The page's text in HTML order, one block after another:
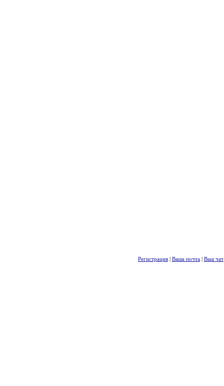
Регистрация | Ваша почта | Ваш чат